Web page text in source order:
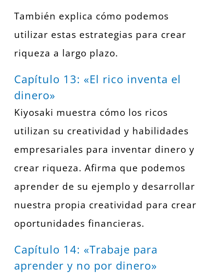
También explica cómo podemos
utilizar estas estrategias para crear
riqueza a largo plazo.
Capítulo 13: «El rico inventa el
dinero»
Kiyosaki muestra cómo los ricos
utilizan su creatividad y habilidades
empresariales para inventar dinero y
crear riqueza. Afirma que podemos
aprender de su ejemplo y desarrollar
nuestra propia creatividad para crear
oportunidades financieras.
Capítulo 14: «Trabaje para
aprender y no por dinero»